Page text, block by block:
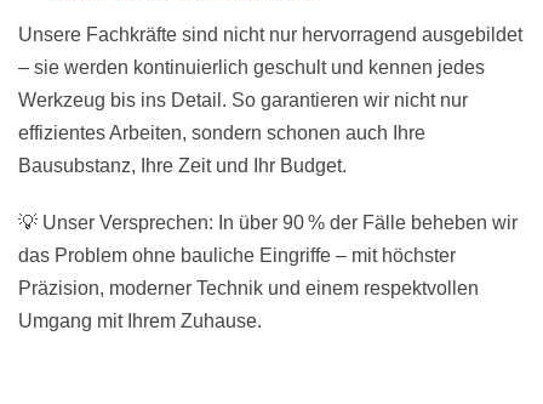
Unsere Fachkräfte sind nicht nur hervorragend ausgebildet
– sie werden kontinuierlich geschult und kennen jedes
Werkzeug bis ins Detail. So garantieren wir nicht nur
effizientes Arbeiten, sondern schonen auch Ihre
Bausubstanz, Ihre Zeit und Ihr Budget.
💡 Unser Versprechen: In über 90 % der Fälle beheben wir
das Problem ohne bauliche Eingriffe – mit höchster
Präzision, moderner Technik und einem respektvollen
Umgang mit Ihrem Zuhause.